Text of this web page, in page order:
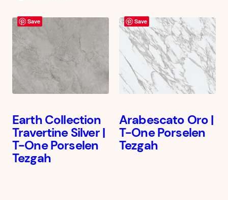
Save
Earth Collection
Travertine Silver |
T-One Porselen
Tezgah
Save
Arabescato Oro |
T-One Porselen
Tezgah